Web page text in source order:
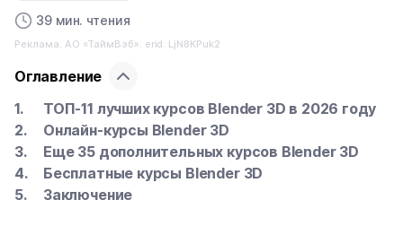
39 мин. чтения
Реклама. АО «ТаймВэб». erid: LjN8KPuk2
Оглавление
ТОП-11 лучших курсов Blender 3D в 2026 году
Онлайн-курсы Blender 3D
Еще 35 дополнительных курсов Blender 3D
Бесплатные курсы Blender 3D
Заключение